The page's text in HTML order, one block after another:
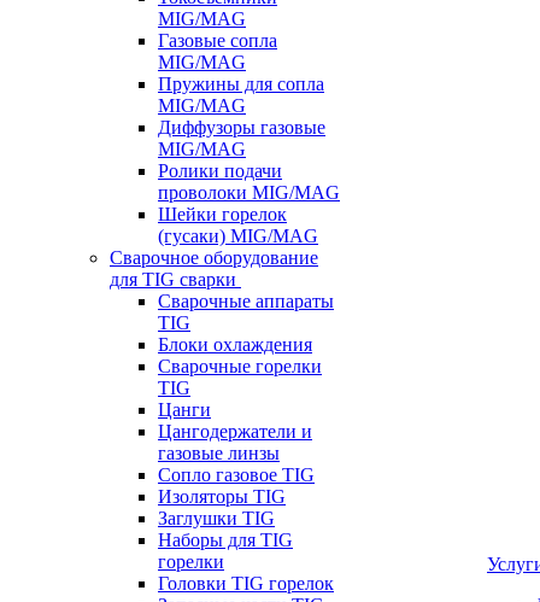
MIG/MAG
Газовые сопла
MIG/MAG
Пружины для сопла
MIG/MAG
Диффузоры газовые
MIG/MAG
Ролики подачи
проволоки MIG/MAG
Шейки горелок
(гусаки) MIG/MAG
Сварочное оборудование
для TIG сварки
Сварочные аппараты
TIG
Блоки охлаждения
Сварочные горелки
TIG
Цанги
Цангодержатели и
газовые линзы
Сопло газовое TIG
Изоляторы TIG
Заглушки TIG
Наборы для TIG
горелки
Головки TIG горелок